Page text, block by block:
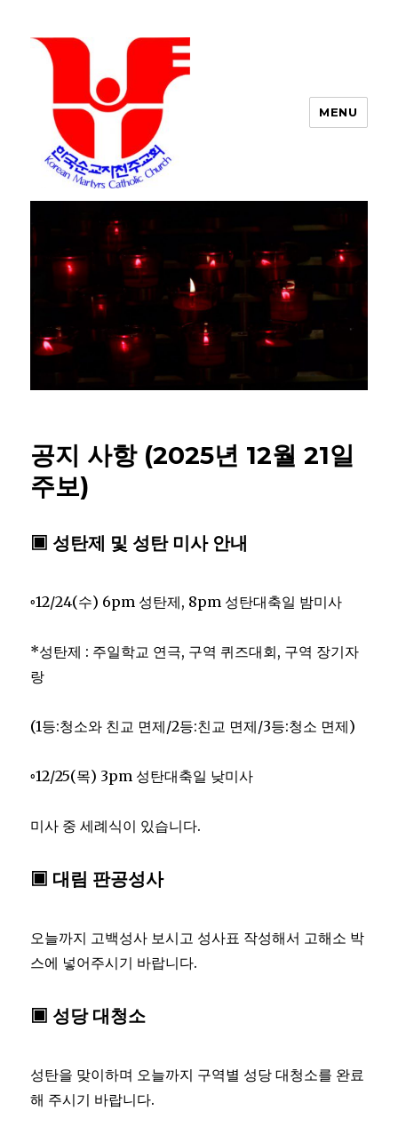
MENU
공지 사항 (2025년 12월 21일
주보)
▣ 성탄제 및 성탄 미사 안내
◦12/24(수) 6pm 성탄제, 8pm 성탄대축일 밤미사
*성탄제 : 주일학교 연극, 구역 퀴즈대회, 구역 장기자
랑
(1등:청소와 친교 면제/2등:친교 면제/3등:청소 면제)
◦12/25(목) 3pm 성탄대축일 낮미사
미사 중 세례식이 있습니다.
▣ 대림 판공성사
오늘까지 고백성사 보시고 성사표 작성해서 고해소 박
스에 넣어주시기 바랍니다.
▣ 성당 대청소
성탄을 맞이하며 오늘까지 구역별 성당 대청소를 완료
해 주시기 바랍니다.